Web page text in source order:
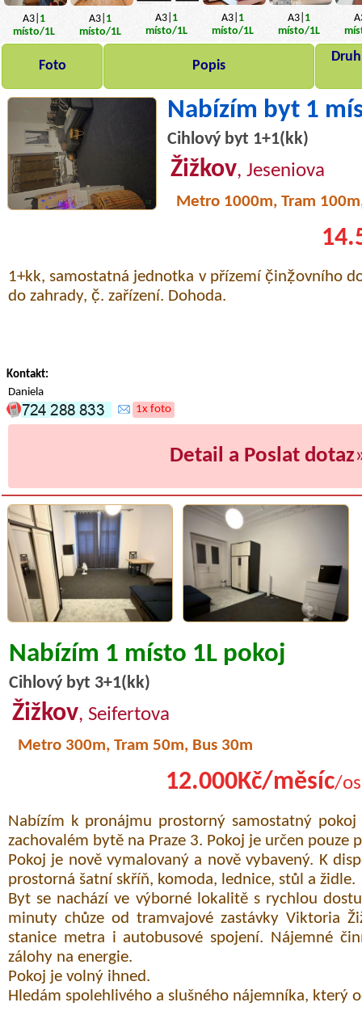
A3| 1
místo/1L
A3| 1
místo/1L
A3| 1
místo/1L
A3| 1
místo/1L
A3| 1
místo/1L
Foto Popis
Nabízím byt 1
Cihlový byt 1+1(kk)
Žižkov, Jeseniova
Metro 1000m, Tram
1+kk, samostatná jednotka v přízemí č̣inẓ̌ovního
do zahrady, č̣. zařízení. Dohoda.
Kontakt:
Daniela
1x foto
Detail a Poslat dotaz
Nabízím 1 místo 1L pokoj
Cihlový byt 3+1(kk)
Žižkov, Seifertova
Metro 300m, Tram 50m, Bus 30m
12.000Kč/měsíc/
Nabízím k pronájmu prostorný samostatný
zachovalém bytě na Praze 3. Pokoj je určen pouze
Pokoj je nově vymalovaný a nově vybavený. K
prostorná šatní skříň, komoda, lednice, stůl a židle.
Byt se nachází ve výborné lokalitě s rychlou
minuty chůze od tramvajové zastávky Viktoria
stanice metra i autobusové spojení. Nájemné
zálohy na energie.
Pokoj je volný ihned.
Hledám spolehlivého a slušného nájemníka, který